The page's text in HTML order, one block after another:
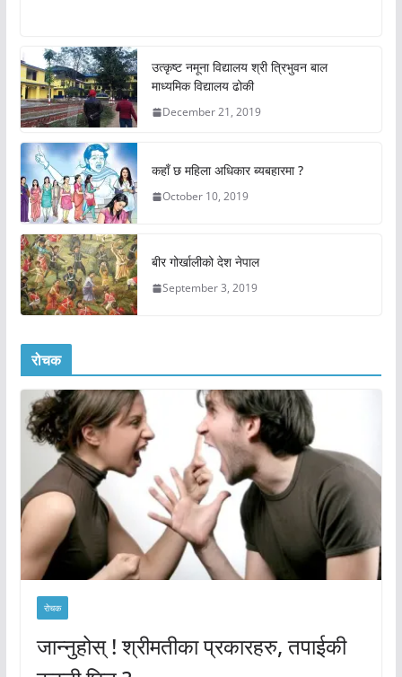
उत्कृष्ट नमूना विद्यालय श्री त्रिभुवन बाल
माध्यमिक विद्यालय ढोकी
December 21, 2019
कहाँ छ महिला अधिकार ब्यबहारमा ?
October 10, 2019
बीर गोर्खालीको देश नेपाल
September 3, 2019
रोचक
रोचक
जान्नुहोस् ! श्रीमतीका प्रकारहरु, तपाईकी